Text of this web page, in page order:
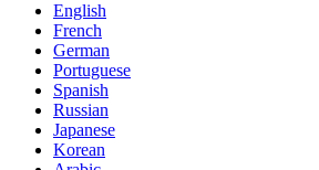
English
French
German
Portuguese
Spanish
Russian
Japanese
Korean